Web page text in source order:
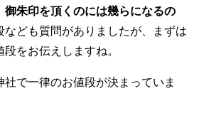
御朱印を頂くのには幾らになるの
なども質問がありましたが、まずは
をお伝えしますね。
で一律のお値段が決まっていま